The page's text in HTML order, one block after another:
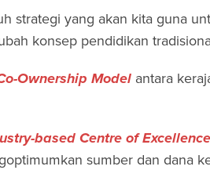
strategi yang akan kita guna
konsep pendidikan
Ownership Model antara
based Centre of Excellence
sumber dan dana